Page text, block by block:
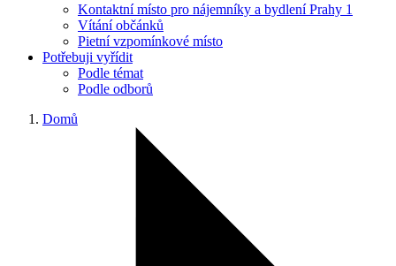
Kontaktní místo pro nájemníky a bydlení Prahy 1
Vítání občánků
Pietní vzpomínkové místo
Potřebuji vyřídit
Podle témat
Podle odborů
Domů